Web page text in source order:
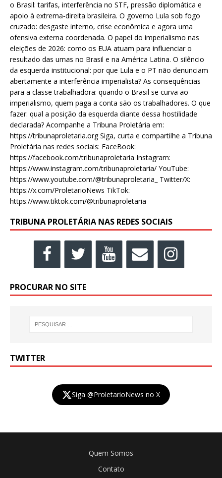
o Brasil: tarifas, interferência no STF, pressão diplomática e
apoio à extrema-direita brasileira. O governo Lula sob fogo
cruzado: desgaste interno, crise econômica e agora uma
ofensiva externa coordenada. O papel do imperialismo nas
eleições de 2026: como os EUA atuam para influenciar o
resultado das urnas no Brasil e na América Latina. O silêncio
da esquerda institucional: por que Lula e o PT não denunciam
abertamente a interferência imperialista? As consequências
para a classe trabalhadora: quando o Brasil se curva ao
imperialismo, quem paga a conta são os trabalhadores. O que
fazer: qual a posição da esquerda diante dessa hostilidade
declarada? Acompanhe a Tribuna Proletária em:
https://tribunaproletaria.org Siga, curta e compartilhe a Tribuna
Proletária nas redes sociais: FaceBook:
https://facebook.com/tribunaproletaria Instagram:
https://www.instagram.com/tribunaproletaria/ YouTube:
https://www.youtube.com/@tribunaproletaria_ Twitter/X:
https://x.com/ProletarioNews TikTok:
https://www.tiktok.com/@tribunaproletaria
TRIBUNA PROLETÁRIA NAS REDES SOCIAIS
PROCURAR NO SITE
TWITTER
Siga @ProletarioNews no X
Quem Somos
Contato